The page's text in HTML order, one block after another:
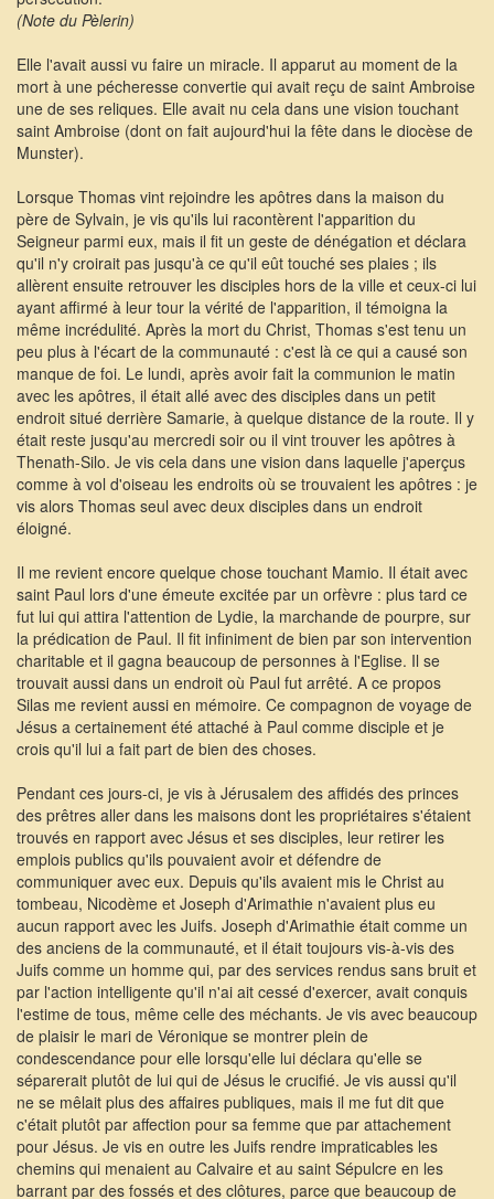
(Note du Pèlerin)
Elle l'avait aussi vu faire un miracle. Il apparut au moment de la
mort à une pécheresse convertie qui avait reçu de saint Ambroise
une de ses reliques. Elle avait nu cela dans une vision touchant
saint Ambroise (dont on fait aujourd'hui la fête dans le diocèse de
Munster).
Lorsque Thomas vint rejoindre les apôtres dans la maison du
père de Sylvain, je vis qu'ils lui racontèrent l'apparition du
Seigneur parmi eux, mais il fit un geste de dénégation et déclara
qu'il n'y croirait pas jusqu'à ce qu'il eût touché ses plaies ; ils
allèrent ensuite retrouver les disciples hors de la ville et ceux-ci lui
ayant affirmé à leur tour la vérité de l'apparition, il témoigna la
même incrédulité. Après la mort du Christ, Thomas s'est tenu un
peu plus à l'écart de la communauté : c'est là ce qui a causé son
manque de foi. Le lundi, après avoir fait la communion le matin
avec les apôtres, il était allé avec des disciples dans un petit
endroit situé derrière Samarie, à quelque distance de la route. Il y
était reste jusqu'au mercredi soir ou il vint trouver les apôtres à
Thenath-Silo. Je vis cela dans une vision dans laquelle j'aperçus
comme à vol d'oiseau les endroits où se trouvaient les apôtres : je
vis alors Thomas seul avec deux disciples dans un endroit
éloigné.
Il me revient encore quelque chose touchant Mamio. Il était avec
saint Paul lors d'une émeute excitée par un orfèvre : plus tard ce
fut lui qui attira l'attention de Lydie, la marchande de pourpre, sur
la prédication de Paul. Il fit infiniment de bien par son intervention
charitable et il gagna beaucoup de personnes à l'Eglise. Il se
trouvait aussi dans un endroit où Paul fut arrêté. A ce propos
Silas me revient aussi en mémoire. Ce compagnon de voyage de
Jésus a certainement été attaché à Paul comme disciple et je
crois qu'il lui a fait part de bien des choses.
Pendant ces jours-ci, je vis à Jérusalem des affidés des princes
des prêtres aller dans les maisons dont les propriétaires s'étaient
trouvés en rapport avec Jésus et ses disciples, leur retirer les
emplois publics qu'ils pouvaient avoir et défendre de
communiquer avec eux. Depuis qu'ils avaient mis le Christ au
tombeau, Nicodème et Joseph d'Arimathie n'avaient plus eu
aucun rapport avec les Juifs. Joseph d'Arimathie était comme un
des anciens de la communauté, et il était toujours vis-à-vis des
Juifs comme un homme qui, par des services rendus sans bruit et
par l'action intelligente qu'il n'ai ait cessé d'exercer, avait conquis
l'estime de tous, même celle des méchants. Je vis avec beaucoup
de plaisir le mari de Véronique se montrer plein de
condescendance pour elle lorsqu'elle lui déclara qu'elle se
séparerait plutôt de lui qui de Jésus le crucifié. Je vis aussi qu'il
ne se mêlait plus des affaires publiques, mais il me fut dit que
c'était plutôt par affection pour sa femme que par attachement
pour Jésus. Je vis en outre les Juifs rendre impraticables les
chemins qui menaient au Calvaire et au saint Sépulcre en les
barrant par des fossés et des clôtures, parce que beaucoup de